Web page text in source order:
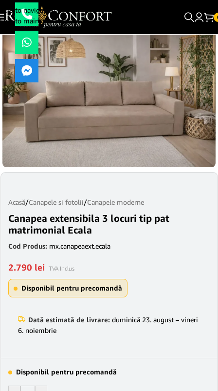
Skip to navigation
Skip to main content
Acasă/Canapele si fotolii/Canapele moderne
Canapea extensibila 3 locuri tip pat
matrimonial Ecala
Cod Produs: mx.canapeaext.ecala
2.790 lei TVA Inclus
Disponibil pentru precomandă
Dată estimată de livrare: duminică 23. august – vineri
6. noiembrie
Disponibil pentru precomandă